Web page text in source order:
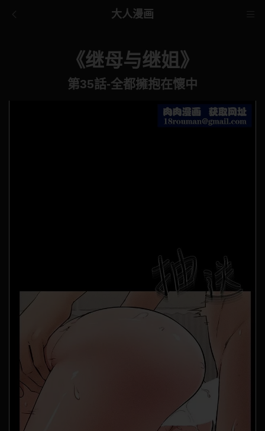
大人漫画
《继母与继姐》
第35話-全都擁抱在懷中